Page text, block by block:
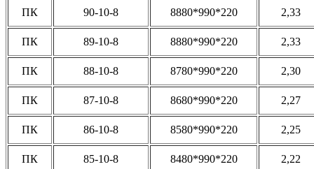
ПК 90-10-8 8880*990*220 2,33
ПК 89-10-8 8880*990*220 2,33
ПК 88-10-8 8780*990*220 2,30
ПК 87-10-8 8680*990*220 2,27
ПК 86-10-8 8580*990*220 2,25
ПК 85-10-8 8480*990*220 2,22